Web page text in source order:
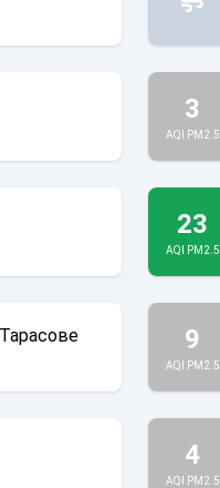
3
AQI PM2.5
23
AQI PM2.5
9
AQI PM2.5
4
AQI PM2.5